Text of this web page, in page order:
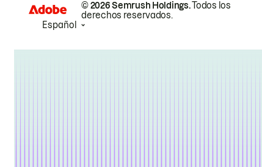
© 2026 Semrush Holdings.Todos los
derechos reservados.
Español